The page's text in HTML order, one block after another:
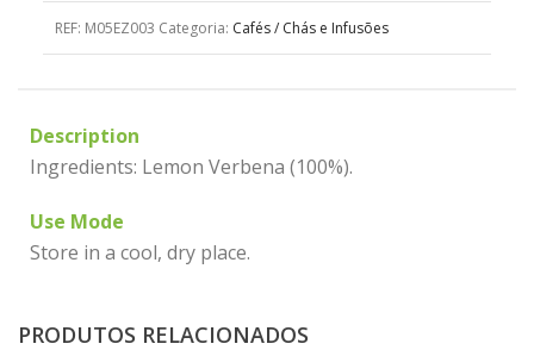
REF: M05EZ003 Categoria: Cafés / Chás e Infusões
Description
Ingredients: Lemon Verbena (100%).
Use Mode
Store in a cool, dry place.
PRODUTOS RELACIONADOS